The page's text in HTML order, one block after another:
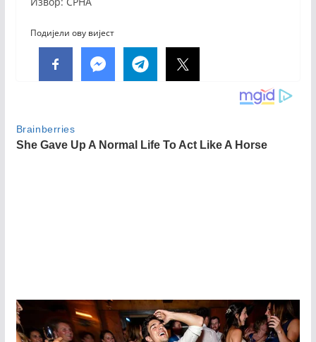
Подијели ову вијест